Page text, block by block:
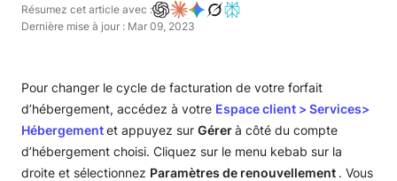
Résumez cet article avec :
Dernière mise à jour : Mar 09, 2023
Pour changer le cycle de facturation de votre forfait
d’hébergement, accédez à votre Espace client > Services>
Hébergementet appuyez sur Gérerà côté du compte
d’hébergement choisi. Cliquez sur le menu kebab sur la
droite et sélectionnez Paramètres de renouvellement . Vous